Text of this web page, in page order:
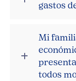
gastos
Mi
todos